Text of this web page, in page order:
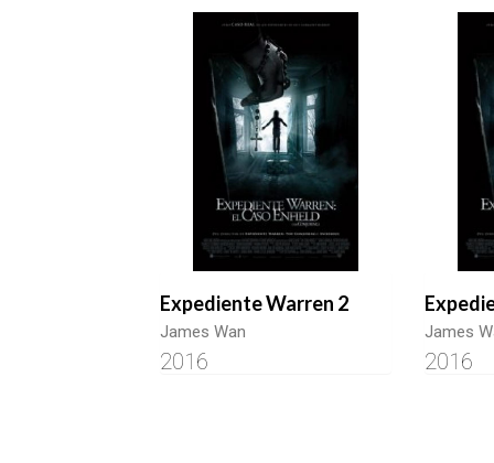
Expediente Warren 2
James Wan
2016
James
2016